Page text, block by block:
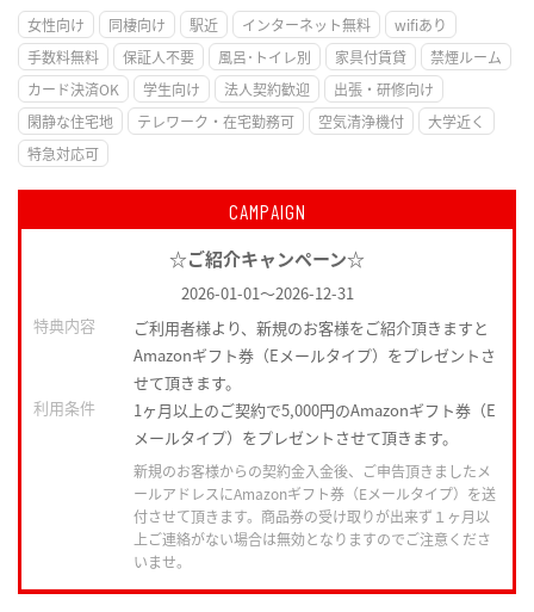
女性向け 同棲向け 駅近 インターネット無料
wifiあり
手数料無料
保証人不要 風呂･トイレ別 家具付賃貸
禁煙ルーム
カード決済OK
学生向け 法人契約歓迎
出張・研修向け
閑静な住宅地
テレワーク・在宅勤務可 空気清浄機付
大学近く
特急対応可
CAMPAIGN
☆ご紹介キャンペーン☆
2026-01-01～2026-12-31
特典内容
ご利用者様より、新規のお客様をご紹介頂きますと
Amazonギフト券（Eメールタイプ）をプレゼントさ
せて頂きます。
利用条件
1ヶ月以上のご契約で5,000円のAmazonギフト券（E
メールタイプ）をプレゼントさせて頂きます。
新規のお客様からの契約金入金後、ご申告頂きましたメ
ールアドレスにAmazonギフト券（Eメールタイプ）を送
付させて頂きます。商品券の受け取りが出来ず１ヶ月以
上ご連絡がない場合は無効となりますのでご注意くださ
いませ。